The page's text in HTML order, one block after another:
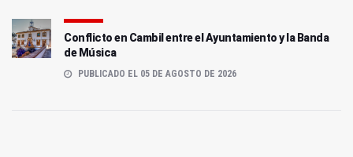
Conflicto en Cambil entre el Ayuntamiento y la Banda
de Música
PUBLICADO EL 05 DE AGOSTO DE 2026